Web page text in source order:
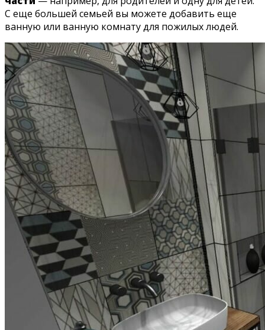
С еще большей семьей вы можете добавить еще
ванную или ванную комнату для пожилых людей.